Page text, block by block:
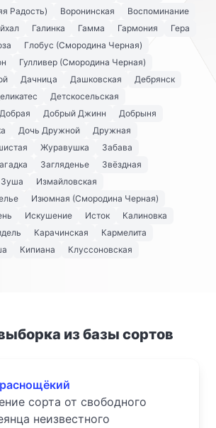
Радость)
Воронинская
Воспоминание
Галинка Гамма Гармония
Гера
Глобус (Смородина Черная)
Гулливер (Смородина Черная)
Дачница Дашковская
Дебрянск
Детскосельская
Добрая Добрый Джинн
Добрыня
Дочь Дружной
Дружная
Журавушка
Забава
Загляденье
Звёздная
Зуша
Измайловская
Изюмная (Смородина Черная)
Искушение Исток
Калиновка
Карачинская
Кармелита
Кипиана Клуссоновская
из базы сортов
сорта от свободного
неизвестного